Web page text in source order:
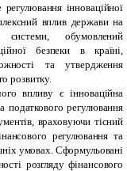
регулювання інноваційної
вплив держави на
системи, обумовлений
безпеки в країні,
та утвердження
розвитку.
впливу є інноваційна
податкового регулювання
враховуючи тісний
регулювання та
умовах. Сформульовані
розгляду фінансового